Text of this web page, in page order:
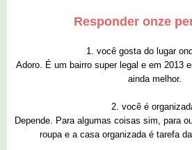
Responder onze
1. você gosta do lugar
Adoro. É um bairro super legal e em 2013
ainda melhor.
2. você é
Depende. Para algumas coisas sim, para
roupa e a casa organizada é tarefa